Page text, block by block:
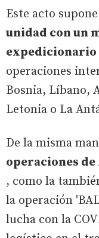
Este acto
unidad con un
expedicionario
operaciones
Bosnia, Líbano,
Letonia o La
De la misma
operaciones
, como la
la operación
lucha con la